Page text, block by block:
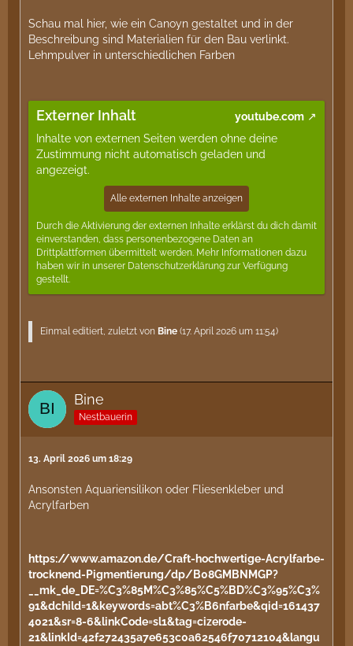
Schau mal hier, wie ein Canoyn gestaltet und in der
Beschreibung sind Materialien für den Bau verlinkt.
Lehmpulver in unterschiedlichen Farben
Externer Inhalt
youtube.com
Inhalte von externen Seiten werden ohne deine
Zustimmung nicht automatisch geladen und
angezeigt.
Alle externen Inhalte anzeigen
Durch die Aktivierung der externen Inhalte erklärst du dich damit
einverstanden, dass personenbezogene Daten an
Drittplattformen übermittelt werden. Mehr Informationen dazu
haben wir in unserer Datenschutzerklärung zur Verfügung
gestellt.
Einmal editiert, zuletzt von Bine (17. April 2026 um 11:54)
Bine
Nestbauerin
13. April 2026 um 18:29
Ansonsten Aquariensilikon oder Fliesenkleber und
Acrylfarben
https://www.amazon.de/Craft-hochwertige-Acrylfarbe-
trocknend-Pigmentierung/dp/B08GMBNMGP?
__mk_de_DE=%C3%85M%C3%85%C5%BD%C3%95%C3%
91&dchild=1&keywords=abt%C3%B6nfarbe&qid=161437
4021&sr=8-6&linkCode=sl1&tag=cizerode-
21&linkId=42f272435a7e653c0a62546f70712104&langu